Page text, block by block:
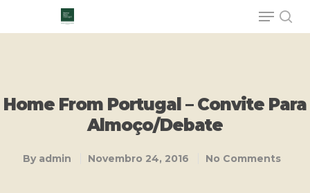
Home From Portugal – Convite Para
Almoço/Debate
By admin Novembro 24, 2016 No Comments